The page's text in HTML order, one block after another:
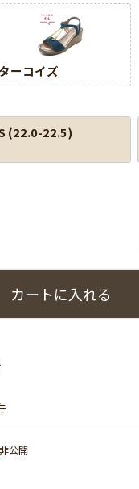
ターコイズ
(22.0-22.5)
カートに入れる
非公開